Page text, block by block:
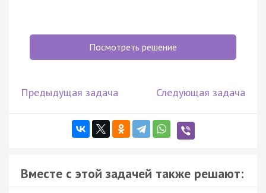
Посмотреть решение
Предыдущая задача Следующая задача
Вместе с этой задачей также решают: